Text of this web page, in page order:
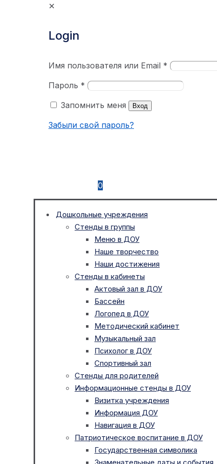
✕
Login
Имя пользователя или Email *
Пароль *
Запомнить меня
Вход
Забыли свой пароль?
0
Дошкольные учреждения
Стенды в группы
Меню в ДОУ
Наше творчество
Наши достижения
Стенды в кабинеты
Актовый зал в ДОУ
Бассейн
Логопед в ДОУ
Методический кабинет
Музыкальный зал
Психолог в ДОУ
Спортивный зал
Стенды для родителей
Информационные стенды в ДОУ
Визитка учреждения
Информация ДОУ
Навигация в ДОУ
Патриотическое воспитание в ДОУ
Государственная символика
Знаменательные даты и события